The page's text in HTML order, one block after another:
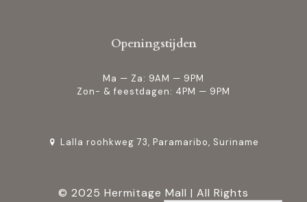
Openingstijden
Ma — Za: 9AM — 9PM
Zon- & feestdagen: 4PM — 9PM
Lalla roohkweg 73, Paramaribo, Suriname
© 2025 Hermitage Mall | All Rights